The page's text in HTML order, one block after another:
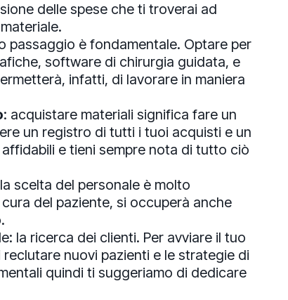
delle spese che ti troverai ad
passaggio è fondamentale. Optare per
software di chirurgia guidata, e
infatti, di lavorare in maniera
: acquistare materiali significa fare un
un registro di tutti i tuoi acquisti e un
e tieni sempre nota di tutto ciò
scelta del personale è molto
del paziente, si occuperà anche
la ricerca dei clienti. Per avviare il tuo
nuovi pazienti e le strategie di
quindi ti suggeriamo di dedicare